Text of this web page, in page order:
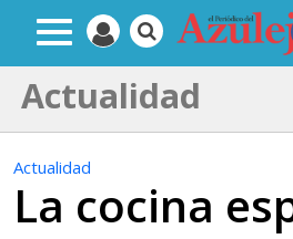
Actualidad
Actualidad
La cocina